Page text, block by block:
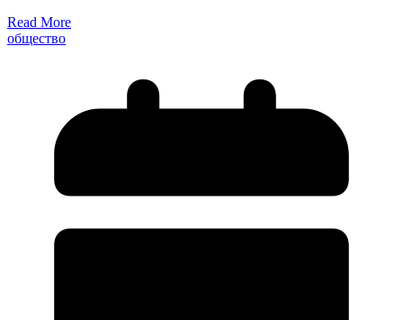
Read More
общество